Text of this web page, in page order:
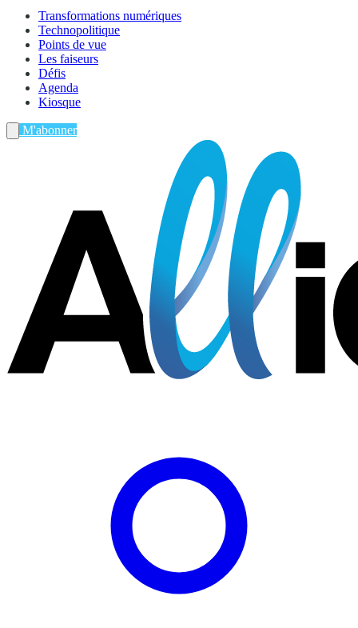
Transformations numériques
Technopolitique
Points de vue
Les faiseurs
Défis
Agenda
Kiosque
M'abonner